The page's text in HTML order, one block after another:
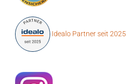
Idealo Partner seit 2025